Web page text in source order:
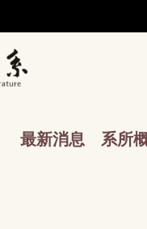
最新消息 系所